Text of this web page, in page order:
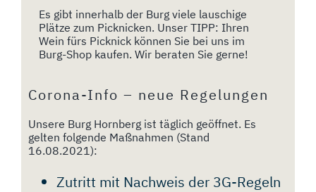
ANFAHRT
+
PARKEN
DATENSCHUTZ
IMPRESSUM
Es gibt innerhalb der Burg viele lauschige
Plätze zum Picknicken. Unser TIPP: Ihren
Wein fürs Picknick können Sie bei uns im
Burg-Shop kaufen. Wir beraten Sie gerne!
Corona-Info – neue Regelungen
Unsere Burg Hornberg ist täglich geöffnet. Es
gelten folgende Maßnahmen (Stand
16.08.2021):
Zutritt mit Nachweis der 3G-Regeln